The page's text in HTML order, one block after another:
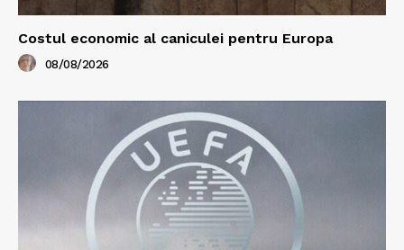
Costul economic al caniculei pentru Europa
08/08/2026